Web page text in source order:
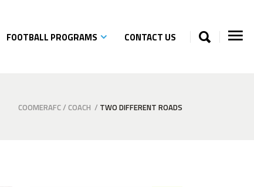
FOOTBALL PROGRAMS CONTACT US
COOMERAFC/ COACH / TWO DIFFERENT ROADS